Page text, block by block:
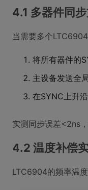
4.1 多器件同
当需要多个
将所有器件的
主设备发送全
在SYNC上升
实测同步误差<2ns
4.2 温度补偿
LTC6904的频率温